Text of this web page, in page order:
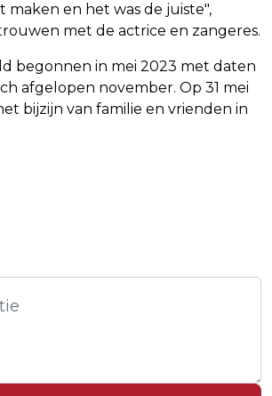
maken en het was de juiste",
met de actrice en zangeres.
begonnen in mei 2023 met daten
afgelopen november. Op 31 mei
bijzijn van familie en vrienden in
COLLEGA'S
DODEN DOOR
AANVALLEN OP GAZA